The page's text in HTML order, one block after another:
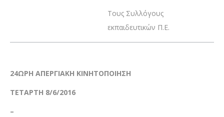
Τους Συλλόγους
εκπαιδευτικών Π.Ε.
24ΩΡΗ ΑΠΕΡΓΙΑΚΗ ΚΙΝΗΤΟΠΟΙΗΣΗ
ΤΕΤΑΡΤΗ 8/6/2016
–